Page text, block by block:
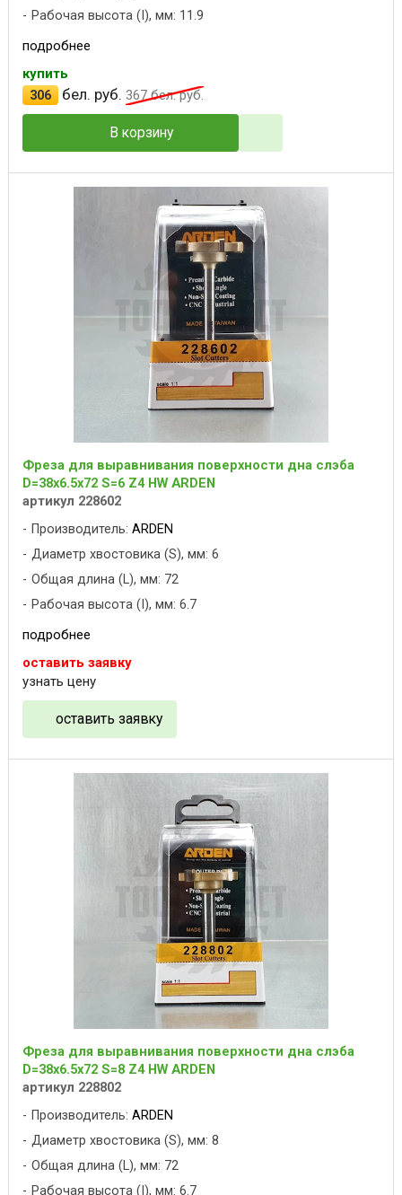
Рабочая высота (I), мм: 11.9
подробнее
купить
306
бел. руб. 367бел. руб.
В корзину
Фреза для выравнивания поверхности дна слэба
D=38x6.5x72 S=6 Z4 HW ARDEN
артикул 228602
Производитель: ARDEN
Диаметр хвостовика (S), мм: 6
Общая длина (L), мм: 72
Рабочая высота (I), мм: 6.7
подробнее
оставить заявку
узнать цену
оставить заявку
Фреза для выравнивания поверхности дна слэба
D=38x6.5x72 S=8 Z4 HW ARDEN
артикул 228802
Производитель: ARDEN
Диаметр хвостовика (S), мм: 8
Общая длина (L), мм: 72
Рабочая высота (I), мм: 6.7